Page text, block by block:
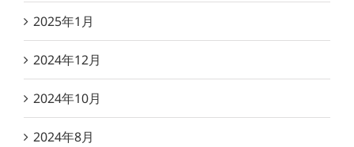
2025年1月
2024年12月
2024年10月
2024年8月